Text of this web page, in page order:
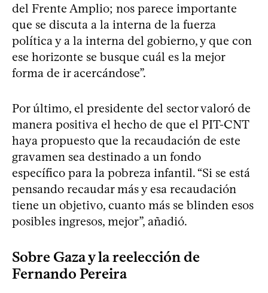
del Frente Amplio; nos parece importante
que se discuta a la interna de la fuerza
política y a la interna del gobierno, y que con
ese horizonte se busque cuál es la mejor
forma de ir acercándose”.
Por último, el presidente del sector valoró de
manera positiva el hecho de que el PIT-CNT
haya propuesto que la recaudación de este
gravamen sea destinado a un fondo
específico para la pobreza infantil. “Si se está
pensando recaudar más y esa recaudación
tiene un objetivo, cuanto más se blinden esos
posibles ingresos, mejor”, añadió.
Sobre Gaza y la reelección de
Fernando Pereira